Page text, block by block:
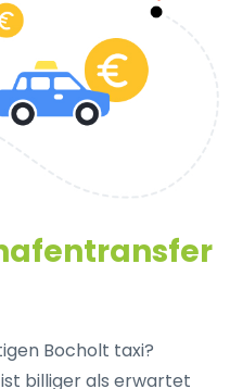
Bocholt taxi?
billiger als erwartet